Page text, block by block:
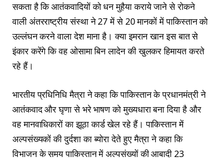
सकता है कि आतंकवादियों को धन मुहैया कराये जाने से रोकने
वाली अंतरराष्ट्रीय संस्था ने 27 में से 20 मानकों में पाकिस्तान को
उल्लंघन करने वाला देश माना है। क्या इमरान खान इस बात से
इंकार करेंगे कि वह ओसामा बिन लादेन की खुलकर हिमायत करते
रहे हैं।
भारतीय प्रधिनिधि मैत्रा ने कहा कि पाकिस्तान के प्रधानमंत्री ने
आतंकवाद और घृणा से भरे भाषण को मुख्यधारा बना दिया है और
वह मानवाधिकारों का झूठा कार्ड खेल रहे हैं। पाकिस्तान में
अल्पसंख्यकों की दुर्दशा का ब्योरा देते हुए मैत्रा ने कहा कि
विभाजन के समय पाकिस्तान में अल्पसंख्यों की आबादी 23